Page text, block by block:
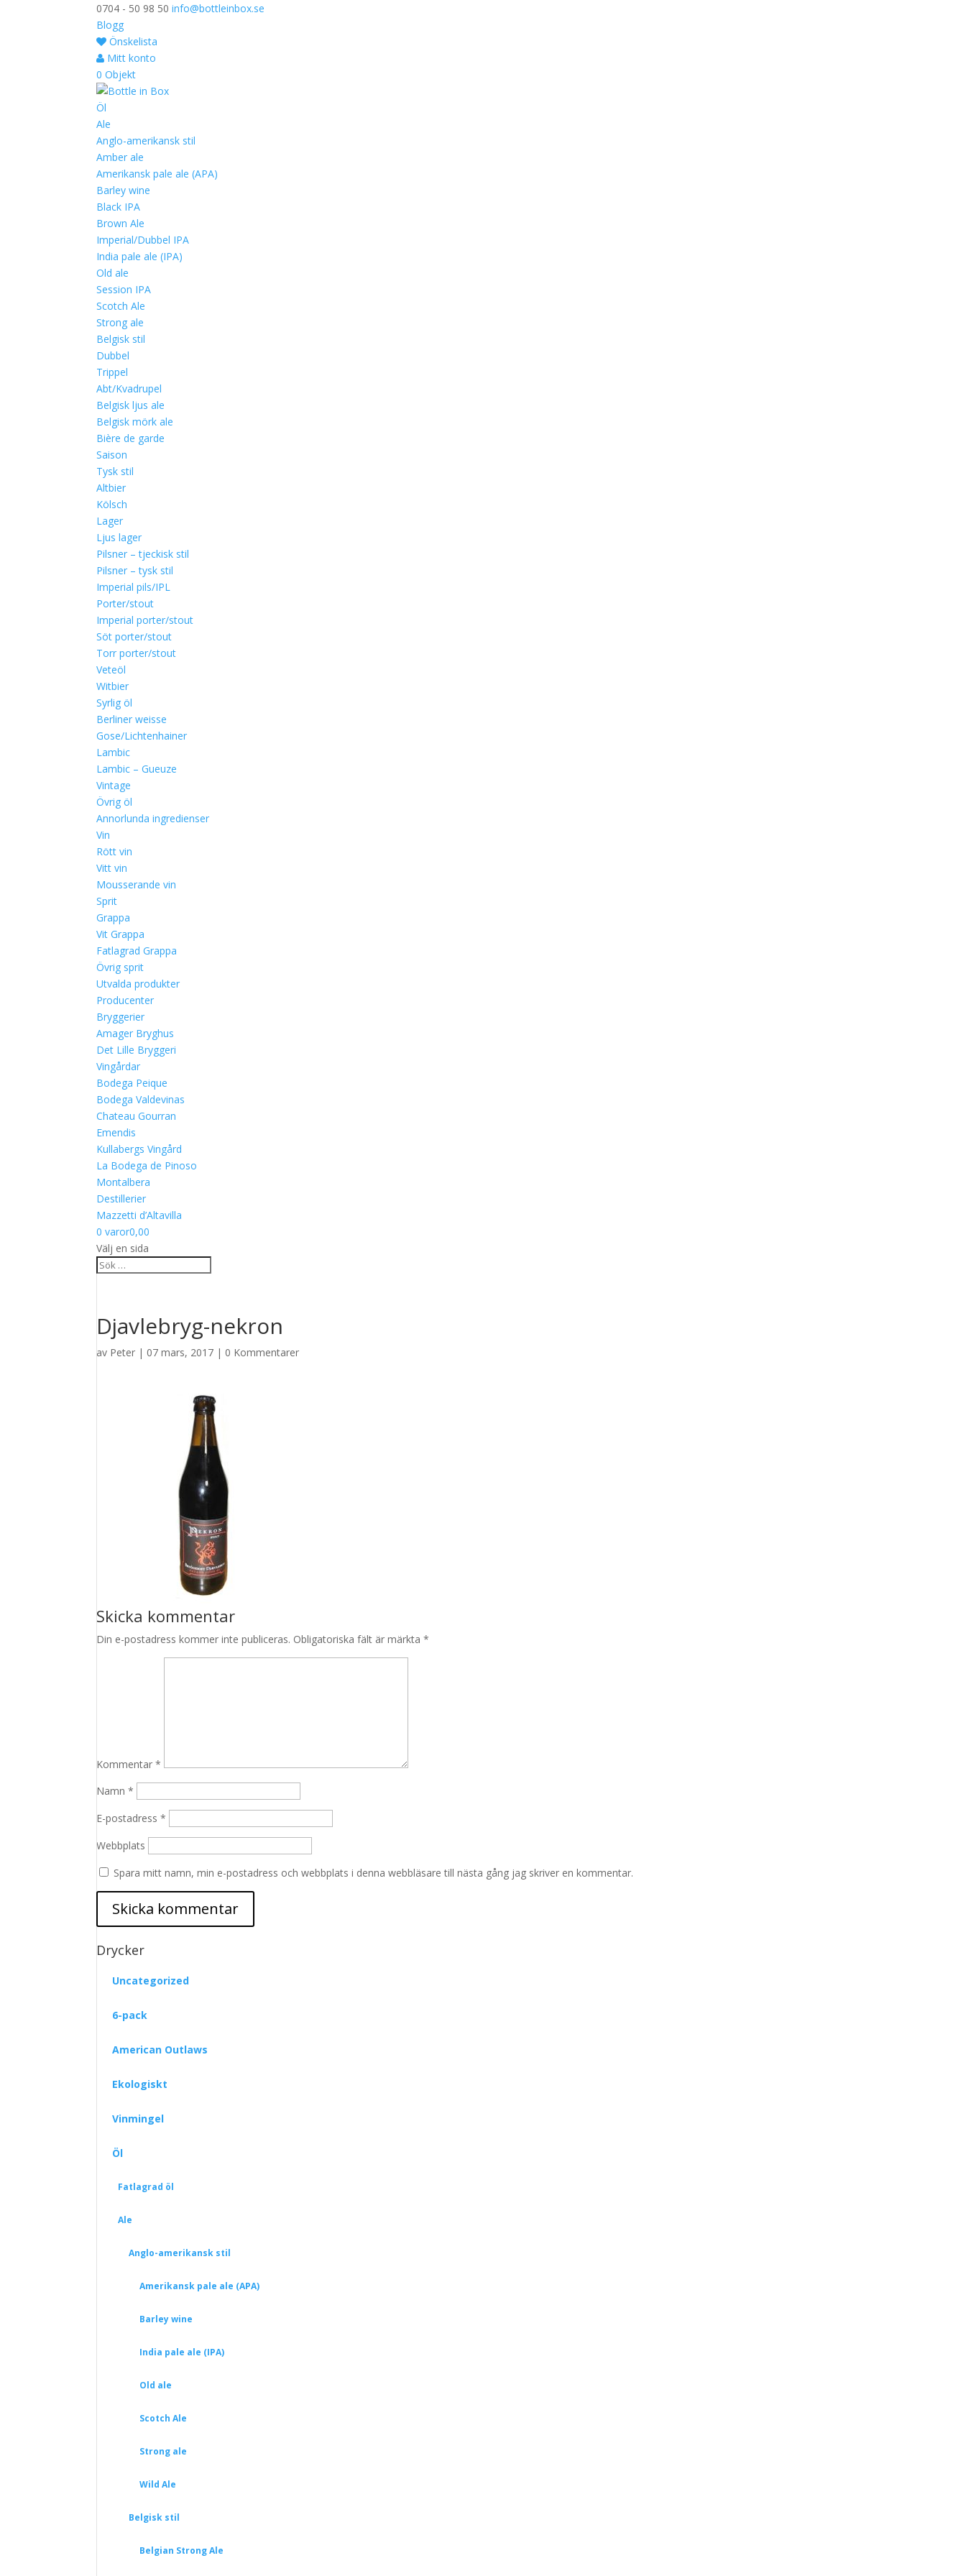
0704 - 50 98 50 info@bottleinbox.se
Blogg
Önskelista
Mitt konto
0 Objekt
Öl
Ale
Anglo-amerikansk stil
Amber ale
Amerikansk pale ale (APA)
Barley wine
Black IPA
Brown Ale
Imperial/Dubbel IPA
India pale ale (IPA)
Old ale
Session IPA
Scotch Ale
Strong ale
Belgisk stil
Dubbel
Trippel
Abt/Kvadrupel
Belgisk ljus ale
Belgisk mörk ale
Bière de garde
Saison
Tysk stil
Altbier
Kölsch
Lager
Ljus lager
Pilsner – tjeckisk stil
Pilsner – tysk stil
Imperial pils/IPL
Porter/stout
Imperial porter/stout
Söt porter/stout
Torr porter/stout
Veteöl
Witbier
Syrlig öl
Berliner weisse
Gose/Lichtenhainer
Lambic
Lambic – Gueuze
Vintage
Övrig öl
Annorlunda ingredienser
Vin
Rött vin
Vitt vin
Mousserande vin
Sprit
Grappa
Vit Grappa
Fatlagrad Grappa
Övrig sprit
Utvalda produkter
Producenter
Bryggerier
Amager Bryghus
Det Lille Bryggeri
Vingårdar
Bodega Peique
Bodega Valdevinas
Chateau Gourran
Emendis
Kullabergs Vingård
La Bodega de Pinoso
Montalbera
Destillerier
Mazzetti d’Altavilla
0 varor0,00
Välj en sida
Djavlebryg-nekron
av Peter | 07 mars, 2017 | 0 Kommentarer
Skicka kommentar
Din e-postadress kommer inte publiceras. Obligatoriska fält är märkta*
Kommentar*
Namn*
E-postadress*
Webbplats
Spara mitt namn, min e-postadress och webbplats i denna webbläsare till nästa gång jag skriver en kommentar.
Drycker
Uncategorized
6-pack
American Outlaws
Ekologiskt
Vinmingel
Öl
Fatlagrad öl
Ale
Anglo-amerikansk stil
Amerikansk pale ale (APA)
Barley wine
India pale ale (IPA)
Old ale
Scotch Ale
Strong ale
Wild Ale
Belgisk stil
Belgian Strong Ale